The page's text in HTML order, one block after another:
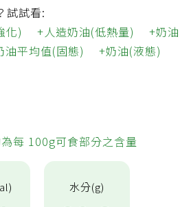
試試看:
化)
人造奶油(低熱量)
奶油
油平均值(固態)
奶油(液態)
每 100g可食部分之含量
水分(g)